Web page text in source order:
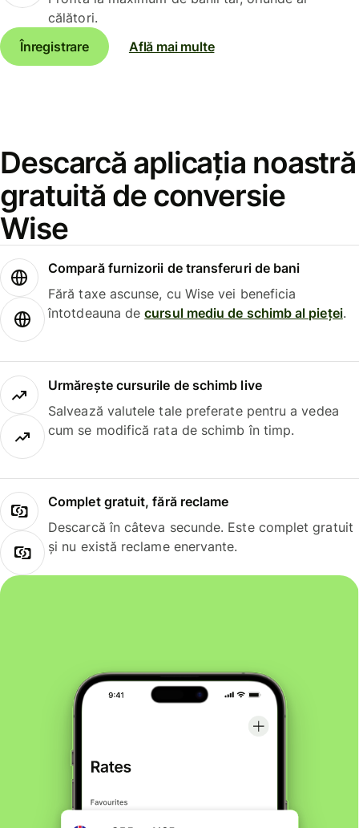
călători.
Înregistrare
Află mai multe
Descarcă aplicația noastră
gratuită de conversie
Wise
Compară furnizorii de transferuri de bani
Fără taxe ascunse, cu Wise vei beneficia
întotdeauna decursul mediu de schimb al pieței.
Urmărește cursurile de schimb live
Salvează valutele tale preferate pentru a vedea
cum se modifică rata de schimb în timp.
Complet gratuit, fără reclame
Descarcă în câteva secunde. Este complet gratuit
și nu există reclame enervante.